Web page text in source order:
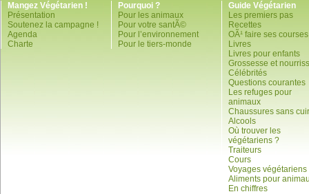
Mangez Végétarien !
Présentation
Soutenez la campagne !
Agenda
Charte
Pourquoi ?
Pour les animaux
Pour votre santÃ©
Pour l’environnement
Pour le tiers-monde
Guide Végétarien
Les premiers pas
Recettes
OÃ¹ faire ses
Livres
Livres pour enfants
Grossesse et
Célébrités
Questions courantes
Les refuges pour
animaux
Chaussures sans cuir
Alcools
Où trouver les
végétariens ?
Traiteurs
Cours
Voyages végétariens
Aliments pour
En chiffres